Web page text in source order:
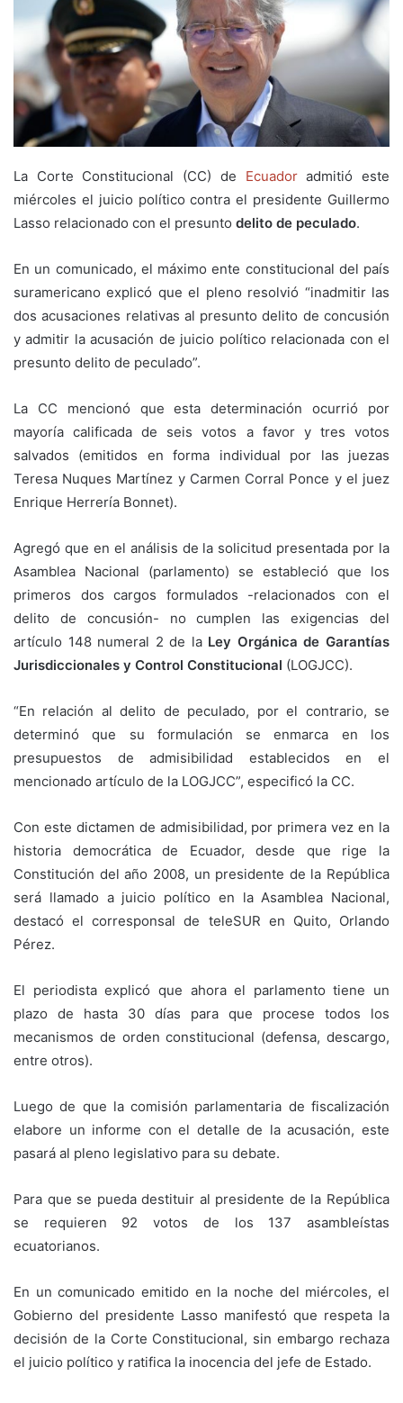
La Corte Constitucional (CC) de Ecuadoradmitió este
miércoles el juicio político contra el presidente Guillermo
Lasso relacionado con el presunto delito de peculado.
En un comunicado, el máximo ente constitucional del país
suramericano explicó que el pleno resolvió “inadmitir las
dos acusaciones relativas al presunto delito de concusión
y admitir la acusación de juicio político relacionada con el
presunto delito de peculado”.
La CC mencionó que esta determinación ocurrió por
mayoría calificada de seis votos a favor y tres votos
salvados (emitidos en forma individual por las juezas
Teresa Nuques Martínez y Carmen Corral Ponce y el juez
Enrique Herrería Bonnet).
Agregó que en el análisis de la solicitud presentada por la
Asamblea Nacional (parlamento) se estableció que los
primeros dos cargos formulados -relacionados con el
delito de concusión- no cumplen las exigencias del
artículo 148 numeral 2 de la Ley Orgánica de Garantías
Jurisdiccionales y Control Constitucional (LOGJCC).
“En relación al delito de peculado, por el contrario, se
determinó que su formulación se enmarca en los
presupuestos de admisibilidad establecidos en el
mencionado artículo de la LOGJCC”, especificó la CC.
Con este dictamen de admisibilidad, por primera vez en la
historia democrática de Ecuador, desde que rige la
Constitución del año 2008, un presidente de la República
será llamado a juicio político en la Asamblea Nacional,
destacó el corresponsal de teleSUR en Quito, Orlando
Pérez.
El periodista explicó que ahora el parlamento tiene un
plazo de hasta 30 días para que procese todos los
mecanismos de orden constitucional (defensa, descargo,
entre otros).
Luego de que la comisión parlamentaria de fiscalización
elabore un informe con el detalle de la acusación, este
pasará al pleno legislativo para su debate.
Para que se pueda destituir al presidente de la República
se requieren 92 votos de los 137 asambleístas
ecuatorianos.
En un comunicado emitido en la noche del miércoles, el
Gobierno del presidente Lasso manifestó que respeta la
decisión de la Corte Constitucional, sin embargo rechaza
el juicio político y ratifica la inocencia del jefe de Estado.